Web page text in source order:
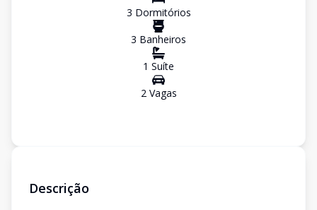
3 Dormitórios
3 Banheiros
1 Suíte
2Vagas
Descrição